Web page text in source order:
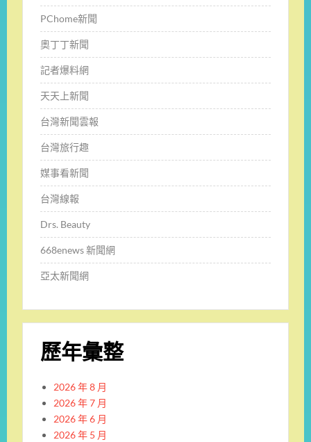
PChome新聞
奧丁丁新聞
記者爆料網
天天上新聞
台灣新聞雲報
台灣旅行趣
媒事看新聞
台灣線報
Drs. Beauty
668enews 新聞網
亞太新聞網
歷年彙整
2026 年 8 月
2026 年 7 月
2026 年 6 月
2026 年 5 月